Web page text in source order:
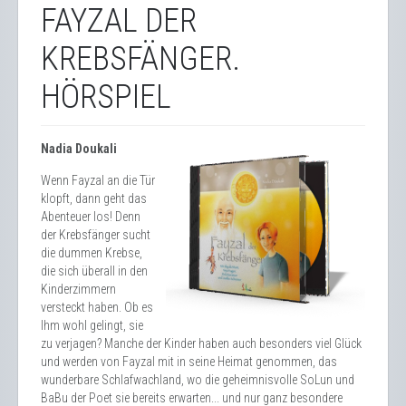
FAYZAL DER
KREBSFÄNGER.
HÖRSPIEL
Nadia Doukali
Wenn Fayzal an die Tür
klopft, dann geht das
Abenteuer los! Denn
der Krebsfänger sucht
die dummen Krebse,
die sich überall in den
Kinderzimmern
versteckt haben. Ob es
Ihm wohl gelingt, sie
zu verjagen? Manche der Kinder haben auch besonders viel Glück
und werden von Fayzal mit in seine Heimat genommen, das
wunderbare Schlafwachland, wo die geheimnisvolle SoLun und
BaBu der Poet sie bereits erwarten... und nur ganz besondere